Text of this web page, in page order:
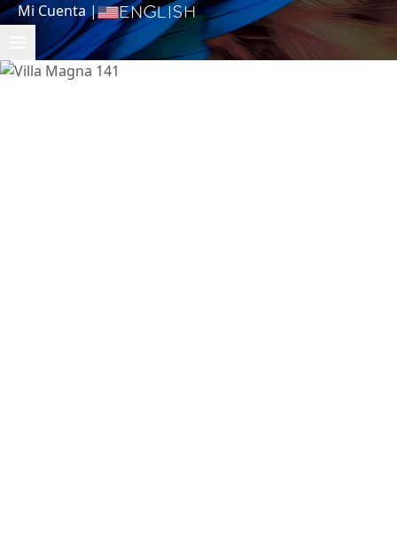
Mi Cuenta | English